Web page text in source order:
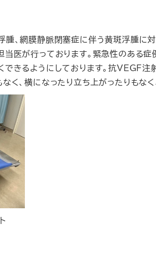
、網膜静脈閉塞症に伴う黄斑浮腫に
医が行っております。緊急性のある
きるようにしております。抗VEGF注
く、横になったり立ち上がったりもな